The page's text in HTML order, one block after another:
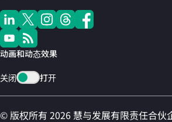
动画和动态效果
关闭 打开
© 版权所有 2026 慧与发展有限责任合伙